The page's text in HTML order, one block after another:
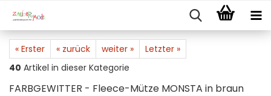
« Erster « zurück weiter »
Letzter »
40 Artikel in dieser Kategorie
FARBGEWITTER - Fleece-Mütze MONSTA in braun